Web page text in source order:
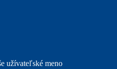
užívateľské meno